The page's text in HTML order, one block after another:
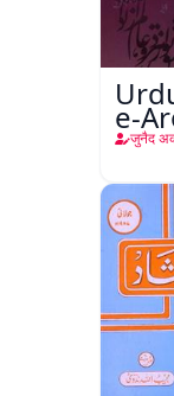
e-
जुनैद